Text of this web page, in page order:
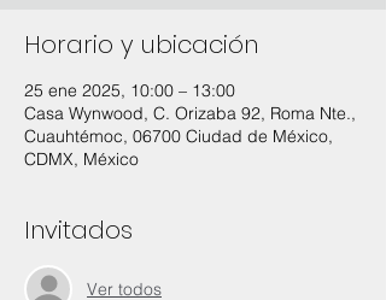
Horario y ubicación
25 ene 2025, 10:00 – 13:00
Casa Wynwood, C. Orizaba 92, Roma Nte.,
Cuauhtémoc, 06700 Ciudad de México,
CDMX, México
Invitados
Ver todos